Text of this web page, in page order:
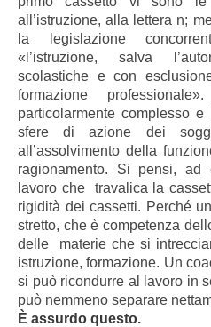
all’istruzione, alla lettera n;
la legislazione
«l’istruzione, salva
scolastiche e con
formazione
particolarmente complesso
sfere di azione dei
all’assolvimento della
ragionamento. Si pensi, ad
lavoro che travalica la
rigidità dei cassetti. Perché
stretto, che è competenza
delle materie che si
istruzione, formazione. Un
si può ricondurre al lavoro in
può nemmeno separare
È assurdo questo.